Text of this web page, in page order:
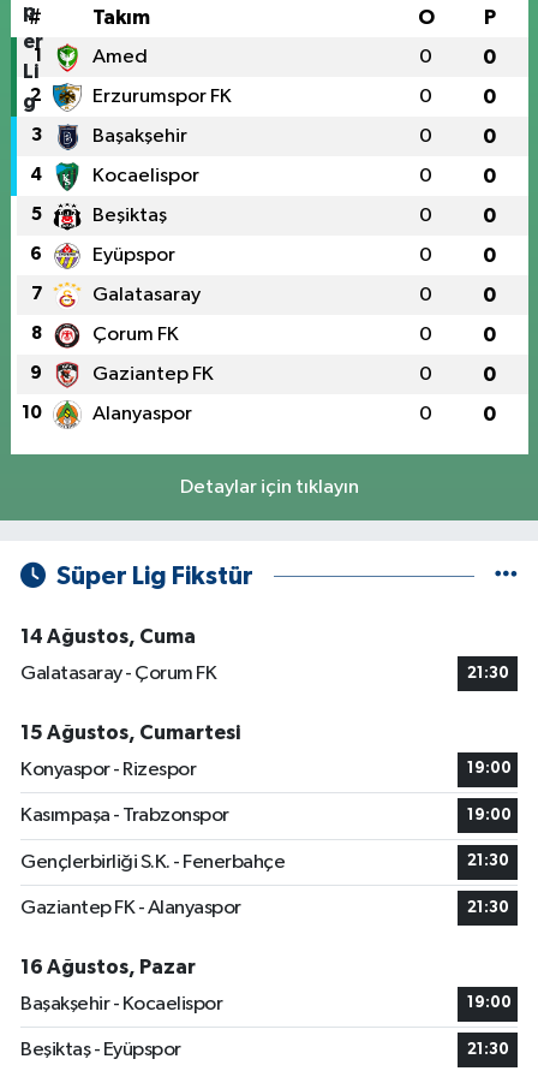
# Takım O P
1 Amed 0 0
2 Erzurumspor FK 0 0
3 Başakşehir 0 0
4 Kocaelispor 0 0
5 Beşiktaş 0 0
6 Eyüpspor 0 0
7 Galatasaray 0 0
8 Çorum FK 0 0
9 Gaziantep FK 0 0
10 Alanyaspor 0 0
Detaylar için tıklayın
Süper Lig Fikstür
14 Ağustos, Cuma
Galatasaray - Çorum FK
21:30
15 Ağustos, Cumartesi
Konyaspor - Rizespor
19:00
Kasımpaşa - Trabzonspor 19:00
Gençlerbirliği S.K. - Fenerbahçe 21:30
Gaziantep FK - Alanyaspor 21:30
16 Ağustos, Pazar
Başakşehir - Kocaelispor
19:00
Beşiktaş - Eyüpspor 21:30